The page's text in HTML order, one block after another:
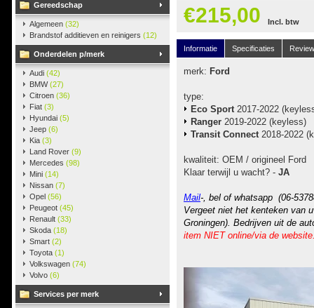
Gereedschap
Algemeen (32)
Brandstof additieven en reinigers (12)
Onderdelen p/merk
Audi (42)
BMW(27)
Citroen (36)
Fiat (3)
Hyundai (5)
Jeep (6)
Kia (3)
Land Rover (9)
Mercedes (98)
Mini (14)
Nissan (7)
Opel (56)
Peugeot (45)
Renault (33)
Skoda (18)
Smart (2)
Toyota (1)
Volkswagen (74)
Volvo (6)
Services per merk
€215,00 Incl. btw
Informatie Specificaties
merk: Ford
type:
Eco Sport2017-2022
Ranger 2019-2022 (keyless)
Transit Connect2018-2022
kwaliteit: OEM / origineel Ford
Klaar terwijl u wacht? - JA
Mail-, bel of whatsapp (06-
Vergeet niet het kenteken van
Groningen). Bedrijven uit de
item NIET online/via de